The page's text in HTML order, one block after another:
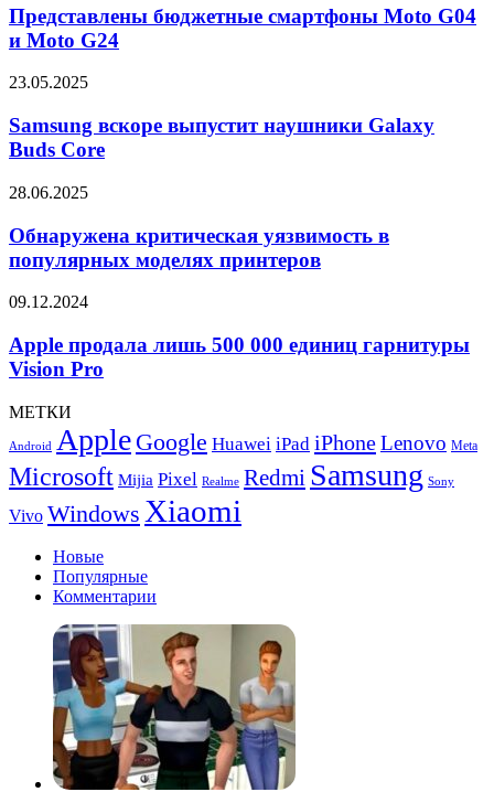
смартфоны
Moto
G04
Moto
Представлены бюджетные смартфоны Moto G04
и Moto G24
Samsung
выпустит
наушники
Galaxy
Core
23.05.2025
Samsung вскоре выпустит наушники Galaxy
Buds Core
Обнаружена
уязвимость
в
популярных
принтеров
28.06.2025
Обнаружена критическая уязвимость в
популярных моделях принтеров
Apple
лишь
500
000
гарнитуры
Vision
09.12.2024
Apple продала лишь 500 000 единиц гарнитуры
Vision Pro
МЕТКИ
Android Apple Google Huawei iPad iPhoneLenovo Meta
Microsoft Mijia Pixel Realme Redmi Samsung Sony
Vivo Windows Xiaomi
Новые
Популярные
Комментарии